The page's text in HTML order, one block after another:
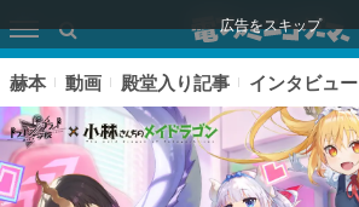
広告をスキップ
赫本 動画 殿堂入り記事 インタビュー